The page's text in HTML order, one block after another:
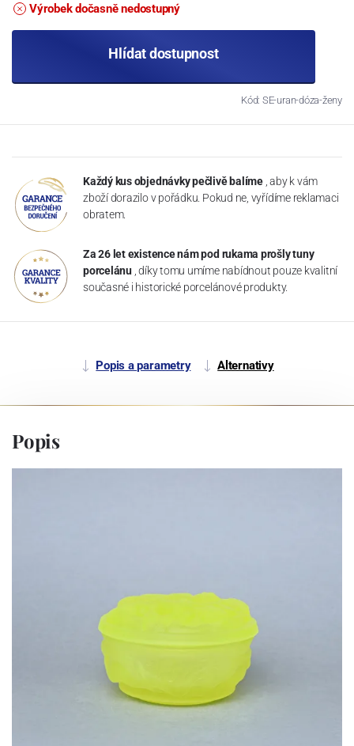
Výrobek dočasně nedostupný
Hlídat dostupnost
Kód: SE-uran-dóza-ženy
Každý kus objednávky pečlivě balíme , aby k vám
zboží dorazilo v pořádku. Pokud ne, vyřídíme reklamaci
obratem.
Za 26 let existence nám pod rukama prošly tuny
porcelánu , díky tomu umíme nabídnout pouze kvalitní
současné i historické porcelánové produkty.
Popis a parametry Alternativy
Popis